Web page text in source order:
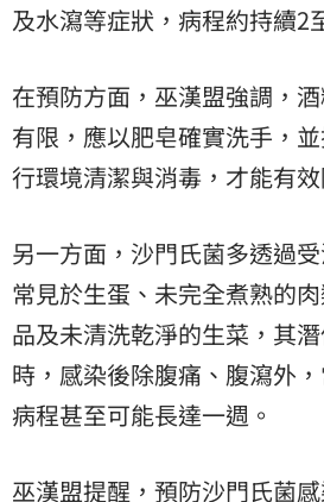
及水瀉等症狀，病程約持續2
在預防方面，巫漢盟強調，
有限，應以肥皂確實洗手，
行環境清潔與消毒，才能有
另一方面，沙門氏菌多透過
常見於生蛋、未完全煮熟的
品及未清洗乾淨的生菜，其
時，感染後除腹痛、腹瀉外
病程甚至可能長達一週。
巫漢盟提醒，預防沙門氏菌